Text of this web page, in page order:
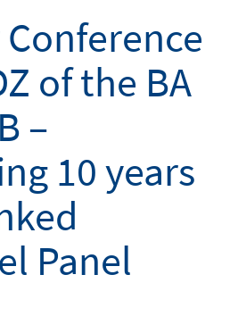
of the BA
–
10 years
Panel